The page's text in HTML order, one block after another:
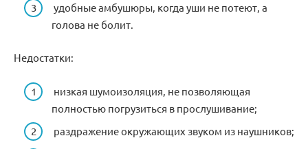
удобные амбушюры, когда уши не потеют, а
голова не болит.
Недостатки:
низкая шумоизоляция, не позволяющая
полностью погрузиться в прослушивание;
раздражение окружающих звуком из наушников;